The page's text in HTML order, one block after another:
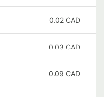
0.02 CAD
0.03 CAD
0.09 CAD